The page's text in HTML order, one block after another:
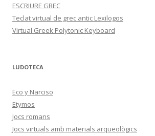
ESCRIURE GREC
Teclat virtual de grec antic Lexilogos
Virtual Greek Polytonic Keyboard
LUDOTECA
Eco y Narciso
Etymos
Jocs romans
Jocs virtuals amb materials arqueològics